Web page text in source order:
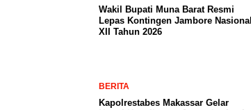
Wakil Bupati Muna Barat Resmi
Lepas Kontingen Jambore Nasional
XII Tahun 2026
BERITA
Kapolrestabes Makassar Gelar